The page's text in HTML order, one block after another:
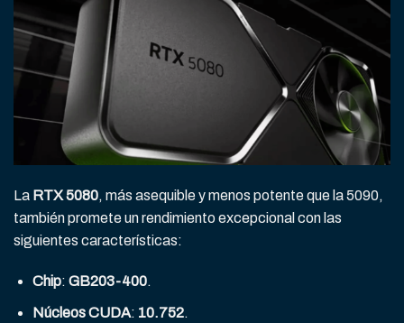
La RTX 5080, más asequible y menos potente que la 5090,
también promete un rendimiento excepcional con las
siguientes características:
Chip: GB203-400.
Núcleos CUDA: 10.752.